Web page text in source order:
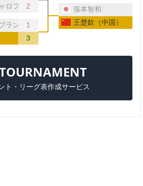
ロフ（ドイツ）
2
ラン（フランス）
1
3
張本智和
王楚欽（中国）
ト・リーグ表作成サービス